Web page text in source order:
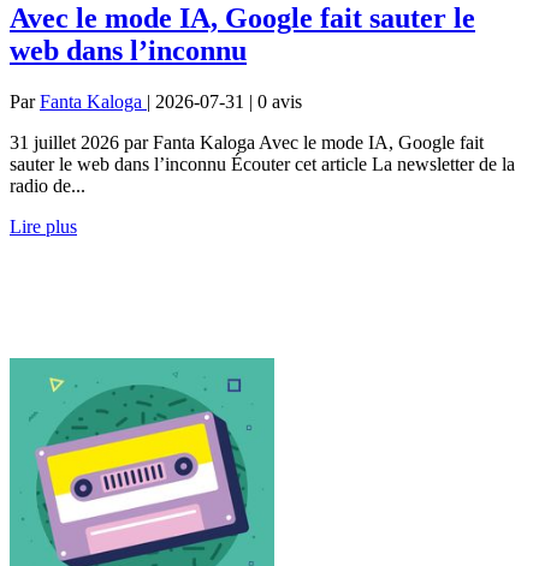
Avec le mode IA, Google fait sauter le
web dans l’inconnu
ParFanta Kaloga | 2026-07-31 | 0 avis
31 juillet 2026 par Fanta Kaloga Avec le mode IA, Google fait
sauter le web dans l’inconnu Écouter cet article La newsletter de la
radio de...
Lire plus